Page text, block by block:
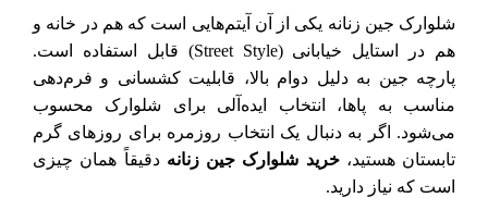
شلوارک جین زنانه یکی از آن آیتم‌هایی است که هم در خانه و
هم در استایل خیابانی (Street Style) قابل استفاده است.
پارچه جین به دلیل دوام بالا، قابلیت کشسانی و فرم‌دهی
مناسب به پاها، انتخاب ایده‌آلی برای شلوارک محسوب
می‌شود. اگر به دنبال یک انتخاب روزمره برای روزهای گرم
تابستان هستید،خرید شلوارک جین زنانه دقیقاً همان چیزی
است که نیاز دارید.